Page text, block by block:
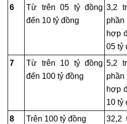
6
Từ trên 05 tỷ đồng
đến 10 tỷ đồng
3,2
phần
hợp
05 tỷ
7
Từ trên 10 tỷ đồng
đến 100 tỷ đồng
5,2
phần
hợp
10 tỷ
8
Trên 100 tỷ đồng
32,2